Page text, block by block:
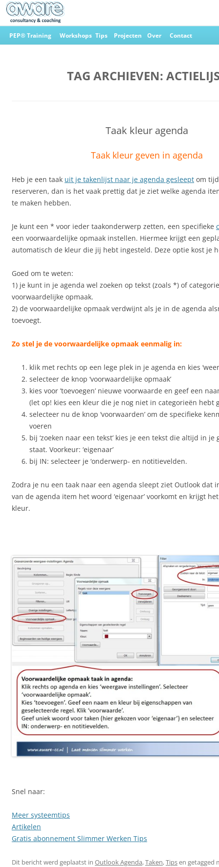
Ga
naar
PEP® Training Workshops Tips Projecten Over Contact
TAG ARCHIEVEN:
Taak kleur agenda
Taak kleur geven in agenda
Heb je een taak uit je takenlijst naar je agenda gesleept om
reserveren, dan is het vaak prettig dat je ziet welke agenda
te maken hebben.
Je kunt een * voor ieder taakonderwerp zetten, een specifieke
een voorwaardelijke opmaak instellen. Hiermee krijgt een
automatisch de kleur die jij hebt ingesteld. Deze optie kost je
Goed om te weten:
1) je kunt in je agenda wel zoeken op tekst (zoals *) of
voorwaardelijke opmaak.
2) de voorwaardelijke opmaak verdwijnt als je in de agenda
toevoegt.
Zo stel je de voorwaardelijke opmaak eenmalig in:
klik met rechts op een lege plek in je agenda en kies
selecteer de knop ‘voorwaardelijke opmaak’
kies voor ’toevoegen’ nieuwe voorwaarde en geef een
(let op! kies een kleur die je nog niet in categorieën hebt
selecteer nu de knop ‘voorwaarden’ om de specifieke
voeren
bij ‘zoeken naar een tekst’ kies je een tekst die altijd in je
staat. Voorkeur: ‘eigenaar’
bij IN: selecteer je ‘onderwerp- en notitievelden.
Zodra je nu een taak naar een agenda sleept ziet Outlook dat
van de agenda item het woord ‘eigenaar’ voorkomt en krijgt
kleur.
Snel naar:
Meer systeemtips
Artikelen
Gratis abonnement Slimmer Werken Tips
Dit bericht werd geplaatst in Outlook Agenda,Taken,Tipsen getagged